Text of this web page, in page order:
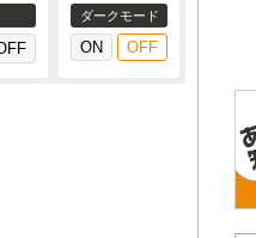
ダークモード